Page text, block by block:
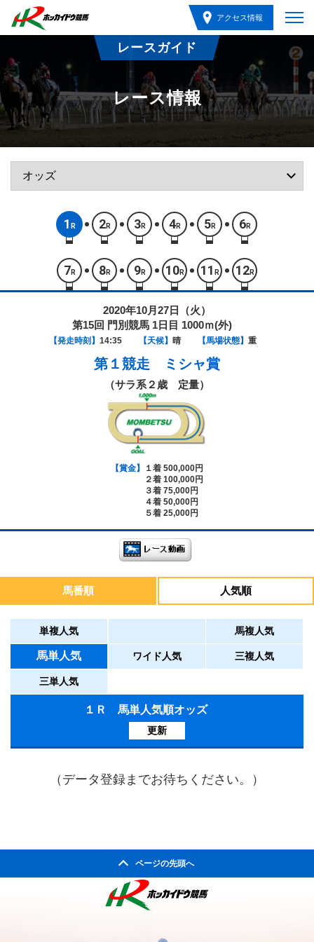
アクセス情報
レースガイド
レース情報
1 R 2R 3R 4R 5R 6R
7 R 8R 9R 10R 11 R 12R
2020年10月27日（火）
第15回 門別競馬 1日目 1000ｍ(外)
【発走時刻】 14:35 【天候】 晴 【馬場状態】 重
第１競走 ミシャ賞
（サラ系２歳 定量）
【賞金】
１着 500,000円
２着 100,000円
３着 75,000円
４着 50,000円
５着 25,000円
馬番順 人気順
単複人気 馬複人気
馬単人気 ワイド人気 三複人気
三単人気
１Ｒ 馬単人気順オッズ
更新
（データ登録までお待ちください。）
ページの先頭へ